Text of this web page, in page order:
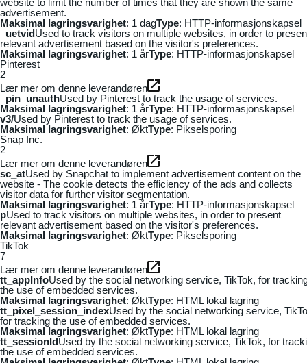
advertisement.
Maksimal lagringsvarighet: 1 dagType: HTTP-informasjonskapsel
_uetvidUsed to track visitors on multiple websites, in order to
relevant advertisement based on the visitor's preferences.
Maksimal lagringsvarighet: 1 årType: HTTP-informasjonskapsel
Pinterest
2
Lær mer om denne leverandøren
_pin_unauthUsed by Pinterest to track the usage of services.
Maksimal lagringsvarighet: 1 årType: HTTP-informasjonskapsel
v3/Used by Pinterest to track the usage of services.
Maksimal lagringsvarighet: ØktType: Pikselsporing
Snap Inc.
2
Lær mer om denne leverandøren
sc_atUsed by Snapchat to implement advertisement content on the
website - The cookie detects the efficiency of the ads and collects
visitor data for further visitor segmentation.
Maksimal lagringsvarighet: 1 årType: HTTP-informasjonskapsel
pUsed to track visitors on multiple websites, in order to present
relevant advertisement based on the visitor's preferences.
Maksimal lagringsvarighet: ØktType: Pikselsporing
TikTok
7
Lær mer om denne leverandøren
tt_appInfoUsed by the social networking service, TikTok, for
the use of embedded services.
Maksimal lagringsvarighet: ØktType: HTML lokal lagring
tt_pixel_session_indexUsed by the social networking service,
for tracking the use of embedded services.
Maksimal lagringsvarighet: ØktType: HTML lokal lagring
tt_sessionIdUsed by the social networking service, TikTok, for
the use of embedded services.